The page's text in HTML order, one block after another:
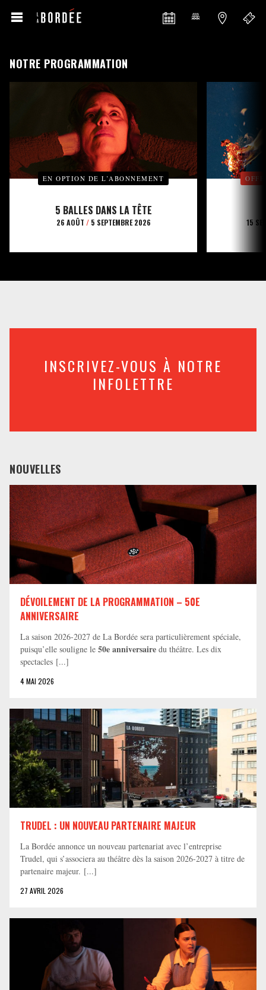
NOTRE PROGRAMMATION
EN OPTION DE L’ABONNEMENT
5 BALLES DANS LA TÊTE
26 AOÛT /5 SEPTEMBRE 2026 15
INSCRIVEZ-VOUS À NOTRE
INFOLETTRE
NOUVELLES
DÉVOILEMENT DE LA PROGRAMMATION – 50E
ANNIVERSAIRE
La saison 2026-2027 de La Bordée sera particulièrement spéciale,
puisqu’elle souligne le 50e anniversaire du théâtre. Les dix
spectacles [...]
4 MAI 2026
TRUDEL : UN NOUVEAU PARTENAIRE MAJEUR
La Bordée annonce un nouveau partenariat avec l’entreprise
Trudel, qui s’associera au théâtre dès la saison 2026-2027 à titre de
partenaire majeur. [...]
27 AVRIL 2026